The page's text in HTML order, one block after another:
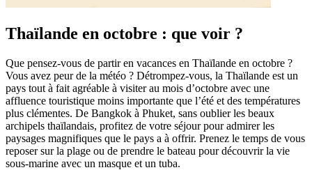
Thaïlande en octobre : que voir ?
Que pensez-vous de partir en vacances en Thaïlande en octobre ?
Vous avez peur de la météo ? Détrompez-vous, la Thaïlande est un
pays tout à fait agréable à visiter au mois d’octobre avec une
affluence touristique moins importante que l’été et des températures
plus clémentes. De Bangkok à Phuket, sans oublier les beaux
archipels thaïlandais, profitez de votre séjour pour admirer les
paysages magnifiques que le pays a à offrir. Prenez le temps de vous
reposer sur la plage ou de prendre le bateau pour découvrir la vie
sous-marine avec un masque et un tuba.